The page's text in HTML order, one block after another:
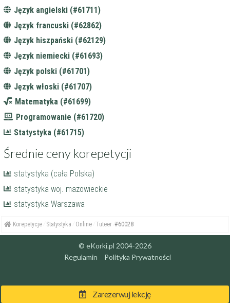
Zarezerwuj lekcję
Język angielski (#61711)
Język francuski (#62862)
Język hiszpański (#62129)
Język niemiecki (#61693)
Język polski (#61701)
Język włoski (#61707)
Matematyka (#61699)
Programowanie (#61720)
Statystyka (#61715)
Średnie ceny korepetycji
statystyka (cała Polska)
statystyka woj. mazowieckie
statystyka Warszawa
Korepetycje Statystyka Online Tuteer #60028
© eKorki.pl 2004-2026
Regulamin
Polityka Prywatności